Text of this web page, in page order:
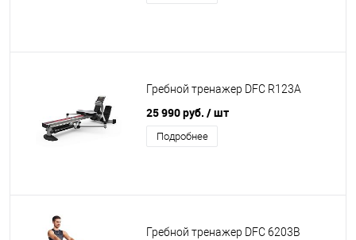
Гребной тренажер DFC R123A
25 990 руб. / шт
Подробнее
Гребной тренажер DFC 6203B